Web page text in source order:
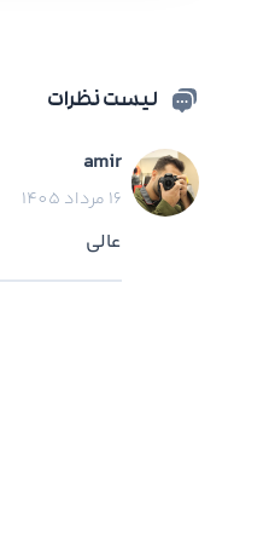
لیست نظرات
amir
16 مرداد 1405
عالی